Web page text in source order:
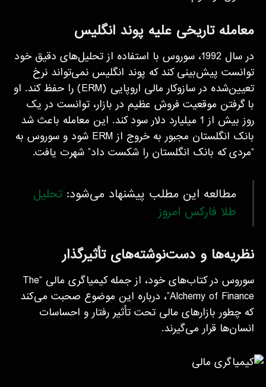
معامله تاریخی علیه پوند انگلیس
در سال 1992، سوروس با استفاده از تحلیل‌های دقیق خود
توانست پیش‌بینی کند که پوند انگلیس نمی‌تواند نرخ
تعیین‌شده در سازوکار مالی اروپایی (ERM) را حفظ کند. او
با گرفتن موقعیت فروش عظیم در بازار، توانست در یک
روز بیش از 1 میلیارد دلار سود کند. این معامله باعث شد
بانک انگلستان مجبور به خروج از ERM شود و سوروس به
“مردی که بانک انگلستان را شکست داد” شهرت یافت.
مطالعه این مطلب پیشنهاد می‌شود: تحلیل
طلا فارکس امروز
نظریه‌ها و دست‌نوشته‌های تأثیرگذار
سوروس در کتاب‌های خود، از جمله کیمیاگری مالی “The
Alchemy of Finance”، درباره این موضوع صحبت می‌کند
که چطور بازارهای مالی تحت تأثیر رفتار و احساسات
انسان‌ها قرار می‌گیرند.